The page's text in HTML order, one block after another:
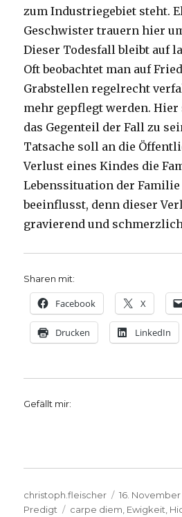
zum Industriegebiet steht.
Geschwister trauern hier
Dieser Todesfall bleibt auf
Oft beobachtet man auf
Grabstellen regelrecht
mehr gepflegt werden. Hier
das Gegenteil der Fall zu
Tatsache soll an die
Verlust eines Kindes die
Lebenssituation der
beeinflusst, denn dieser
gravierend und
Sharen mit:
Facebook X
Drucken LinkedIn
Gefällt mir:
Autor
christoph.fleischer
Veröffentlicht
am
16. November
Predigt
Schlagwörter
carpe diem Ewigkeit